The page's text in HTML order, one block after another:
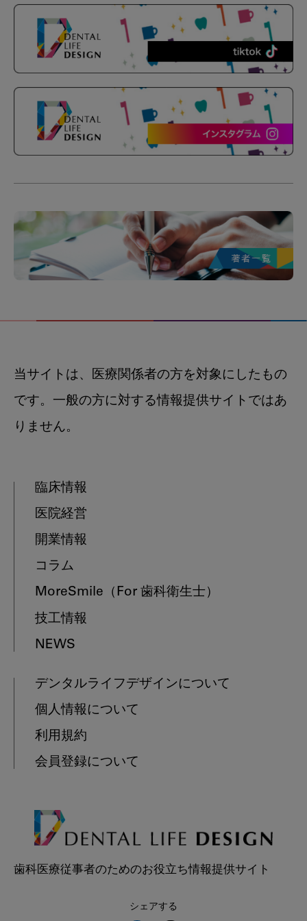
当サイトは、医療関係者の方を対象にしたもの
です。一般の方に対する情報提供サイトではあ
りません。
臨床情報
医院経営
開業情報
コラム
MoreSmile （For 歯科衛生士）
技工情報
NEWS
デンタルライフデザインについて
個人情報について
利用規約
会員登録について
歯科医療従事者のためのお役立ち情報提供サイト
シェアする